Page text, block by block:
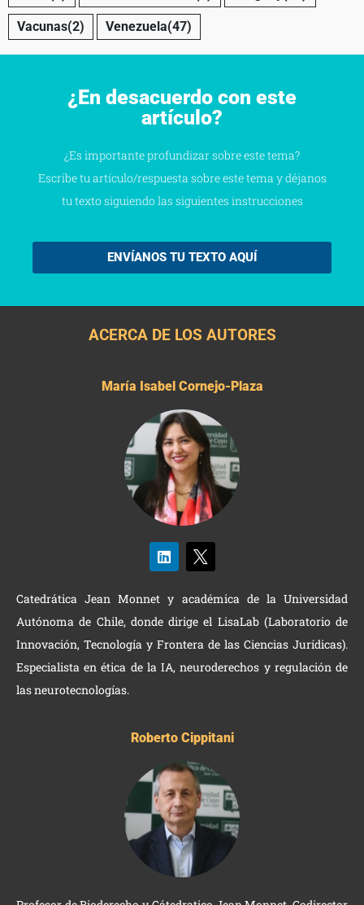
Vacunas(2) Venezuela(47)
¿En desacuerdo con este
artículo?
¿Es importante profundizar sobre este tema?
Escribe tu artículo/respuesta sobre este tema y déjanos
tu texto siguiendo las siguientes instrucciones
ENVÍANOS TU TEXTO AQUÍ
ACERCA DE LOS AUTORES
María Isabel Cornejo-Plaza
Catedrática Jean Monnet y académica de la Universidad
Autónoma de Chile, donde dirige el LisaLab (Laboratorio de
Innovación, Tecnología y Frontera de las Ciencias Jurídicas).
Especialista en ética de la IA, neuroderechos y regulación de
las neurotecnologías.
Roberto Cippitani